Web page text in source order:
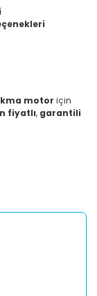
motor için
fiyatlı, garantili